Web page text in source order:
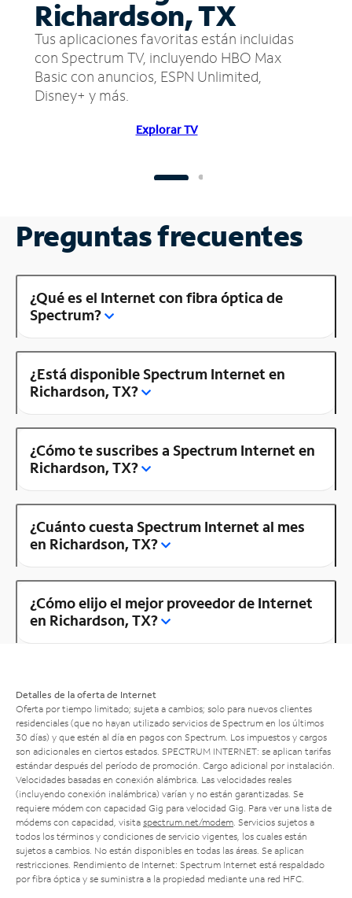
Richardson, TX
Tus aplicaciones favoritas están incluidas
con Spectrum TV, incluyendo HBO Max
Basic con anuncios, ESPN Unlimited,
Disney+ y más.
Explorar TV
Preguntas frecuentes
¿Qué es el Internet con fibra óptica de
Spectrum?
¿Está disponible Spectrum Internet en
Richardson, TX?
¿Cómo te suscribes a Spectrum Internet en
Richardson, TX?
¿Cuánto cuesta Spectrum Internet al mes
en Richardson, TX?
¿Cómo elijo el mejor proveedor de Internet
en Richardson, TX?
Detalles de la oferta de Internet
Oferta por tiempo limitado; sujeta a cambios; solo para nuevos clientes
residenciales (que no hayan utilizado servicios de Spectrum en los últimos
30 días) y que estén al día en pagos con Spectrum. Los impuestos y cargos
son adicionales en ciertos estados. SPECTRUM INTERNET: se aplican tarifas
estándar después del período de promoción. Cargo adicional por instalación.
Velocidades basadas en conexión alámbrica. Las velocidades reales
(incluyendo conexión inalámbrica) varían y no están garantizadas. Se
requiere módem con capacidad Gig para velocidad Gig. Para ver una lista de
módems con capacidad, visita spectrum.net/modem . Servicios sujetos a
todos los términos y condiciones de servicio vigentes, los cuales están
sujetos a cambios. No están disponibles en todas las áreas. Se aplican
restricciones. Rendimiento de Internet: Spectrum Internet está respaldado
por fibra óptica y se suministra a la propiedad mediante una red HFC.